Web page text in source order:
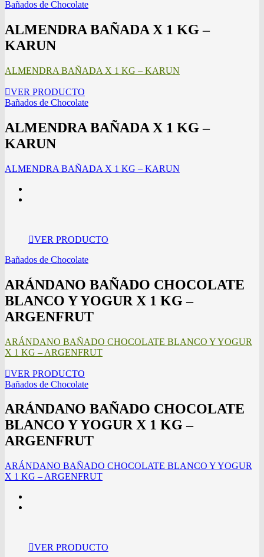
Bañados de Chocolate
ALMENDRA BAÑADA X 1 KG –
KARUN
ALMENDRA BAÑADA X 1 KG – KARUN
VER PRODUCTO
Bañados de Chocolate
ALMENDRA BAÑADA X 1 KG –
KARUN
ALMENDRA BAÑADA X 1 KG – KARUN
VER PRODUCTO
Bañados de Chocolate
ARÁNDANO BAÑADO CHOCOLATE
BLANCO Y YOGUR X 1 KG –
ARGENFRUT
ARÁNDANO BAÑADO CHOCOLATE BLANCO Y YOGUR
X 1 KG – ARGENFRUT
VER PRODUCTO
Bañados de Chocolate
ARÁNDANO BAÑADO CHOCOLATE
BLANCO Y YOGUR X 1 KG –
ARGENFRUT
ARÁNDANO BAÑADO CHOCOLATE BLANCO Y YOGUR
X 1 KG – ARGENFRUT
VER PRODUCTO